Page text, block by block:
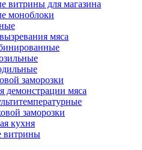
витрины для магазина
моноблоки
мяса
заморозки
демонстрации мяса
заморозки
кухня
витрины